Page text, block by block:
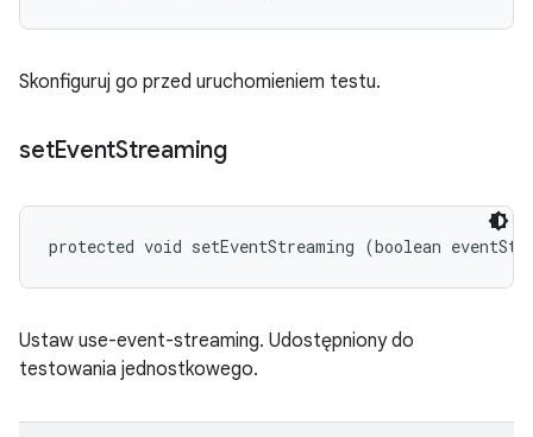
Skonfiguruj go przed uruchomieniem testu.
setEventStreaming
protected void setEventStreaming (boolean
Ustaw use-event-streaming. Udostępniony do
testowania jednostkowego.